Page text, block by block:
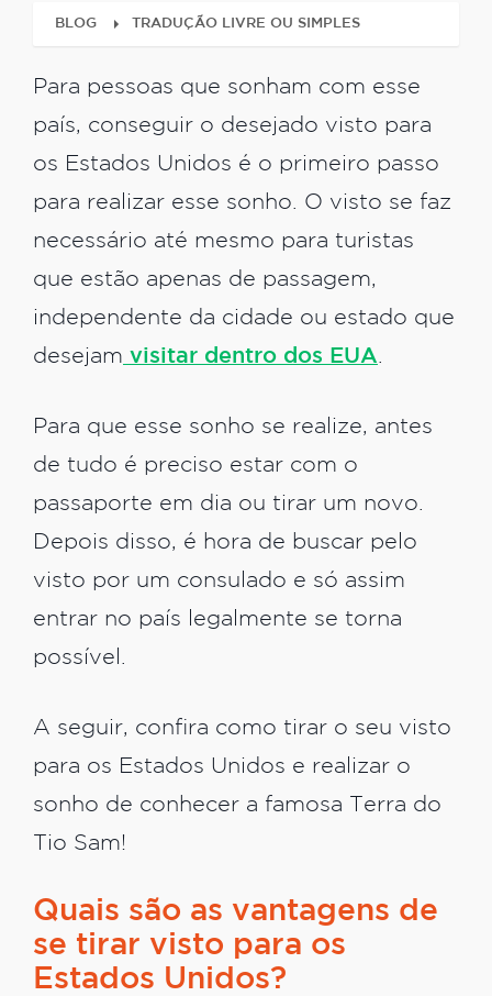
BLOG TRADUÇÃO LIVRE OU SIMPLES
Para pessoas que sonham com esse
país, conseguir o desejado visto para
os Estados Unidos é o primeiro passo
para realizar esse sonho. O visto se faz
necessário até mesmo para turistas
que estão apenas de passagem,
independente da cidade ou estado que
desejam visitar dentro dos EUA
Para que esse sonho se realize, antes
de tudo é preciso estar com o
passaporte em dia ou tirar um novo.
Depois disso, é hora de buscar pelo
visto por um consulado e só assim
entrar no país legalmente se torna
possível.
A seguir, confira como tirar o seu visto
para os Estados Unidos e realizar o
sonho de conhecer a famosa Terra do
Tio Sam!
Quais são as vantagens de
se tirar visto para os
Estados Unidos?